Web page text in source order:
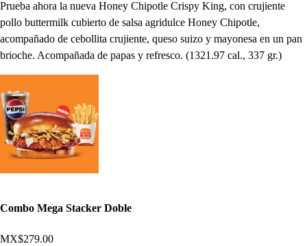
Prueba ahora la nueva Honey Chipotle Crispy King, con crujiente
pollo buttermilk cubierto de salsa agridulce Honey Chipotle,
acompañado de cebollita crujiente, queso suizo y mayonesa en un pan
brioche. Acompañada de papas y refresco. (1321.97 cal., 337 gr.)
Combo Mega Stacker Doble
MX$279.00